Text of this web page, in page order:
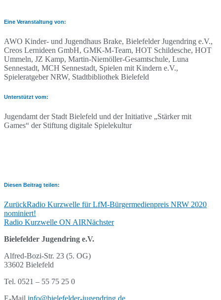
Eine Veranstaltung von:
AWO Kinder- und Jugendhaus Brake, Bielefelder Jugendring e.V.,
Creos Lernideen GmbH, GMK-M-Team, HOT Schildesche, HOT
Ummeln, JZ Kamp, Martin-Niemöller-Gesamtschule, Luna
Sennestadt, MCH Sennestadt, Spielen mit Kindern e.V.,
Spieleratgeber NRW, Stadtbibliothek Bielefeld
Unterstützt vom:
Jugendamt der Stadt Bielefeld und der Initiative „Stärker mit
Games“ der Stiftung digitale Spielekultur
Diesen Beitrag teilen:
ZurückRadio Kurzwelle für LfM-Bürgermedienpreis NRW 2020
nominiert!
Radio Kurzwelle ON AIRNächster
Bielefelder Jugendring e.V.
Alfred-Bozi-Str. 23 (5. OG)
33602 Bielefeld
Tel. 0521 – 55 75 25 0
E-Mail info@bielefelder-jugendring.de